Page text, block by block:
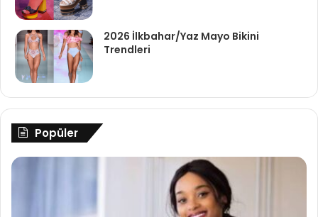
2026 İlkbahar/Yaz Mayo Bikini
Trendleri
Popüler